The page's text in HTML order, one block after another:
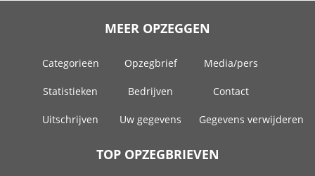
MEER OPZEGGEN
Categorieën Opzegbrief Media/pers
Statistieken Bedrijven Contact
Uitschrijven Uw gegevens Gegevens verwijderen
TOP OPZEGBRIEVEN